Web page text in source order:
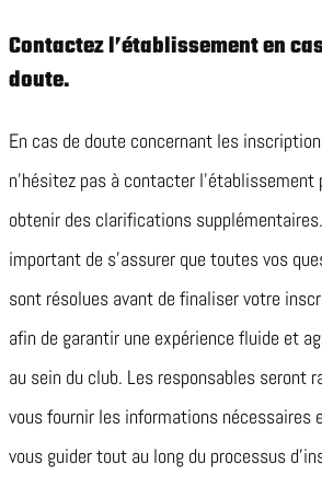
Contactez l’établissement en
doute.
En cas de doute concernant les
n’hésitez pas à contacter l’établissement
obtenir des clarifications
important de s’assurer que toutes vos
sont résolues avant de finaliser votre
afin de garantir une expérience fluide et
au sein du club. Les responsables seront
vous fournir les informations nécessaires
vous guider tout au long du processus